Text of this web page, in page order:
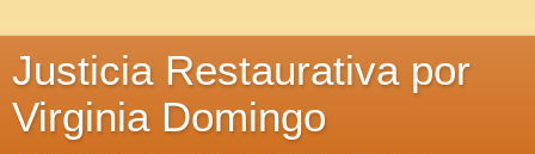
Justicia Restaurativa por
Virginia Domingo